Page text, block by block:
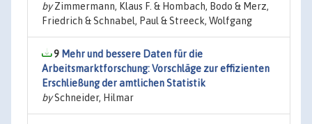
byZimmermann, Klaus F. & Hombach, Bodo & Merz,
Friedrich & Schnabel, Paul & Streeck, Wolfgang
9 Mehr und bessere Daten für die
Arbeitsmarktforschung: Vorschläge zur effizienten
Erschließung der amtlichen Statistik
bySchneider, Hilmar